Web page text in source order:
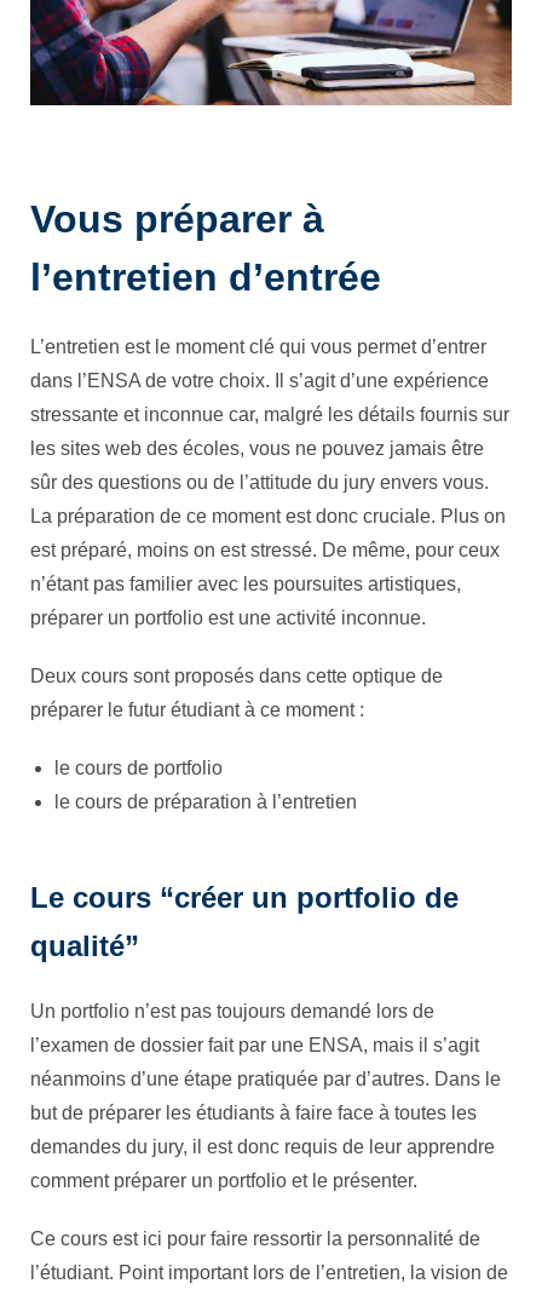
Vous préparer à
l’entretien d’entrée
L’entretien est le moment clé qui vous permet d’entrer
dans l’ENSA de votre choix. Il s’agit d’une expérience
stressante et inconnue car, malgré les détails fournis sur
les sites web des écoles, vous ne pouvez jamais être
sûr des questions ou de l’attitude du jury envers vous.
La préparation de ce moment est donc cruciale. Plus on
est préparé, moins on est stressé. De même, pour ceux
n’étant pas familier avec les poursuites artistiques,
préparer un portfolio est une activité inconnue.
Deux cours sont proposés dans cette optique de
préparer le futur étudiant à ce moment :
le cours de portfolio
le cours de préparation à l’entretien
Le cours “créer un portfolio de
qualité”
Un portfolio n’est pas toujours demandé lors de
l’examen de dossier fait par une ENSA, mais il s’agit
néanmoins d’une étape pratiquée par d’autres. Dans le
but de préparer les étudiants à faire face à toutes les
demandes du jury, il est donc requis de leur apprendre
comment préparer un portfolio et le présenter.
Ce cours est ici pour faire ressortir la personnalité de
l’étudiant. Point important lors de l’entretien, la vision de